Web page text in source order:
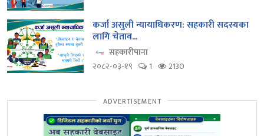
कर्जा असुली न्यायाधिकरण: सहकारी सदस्यका
लागि चेताव...
सहकारीपाना
२०८२-०३-१९
1 2130
ADVERTISEMENT